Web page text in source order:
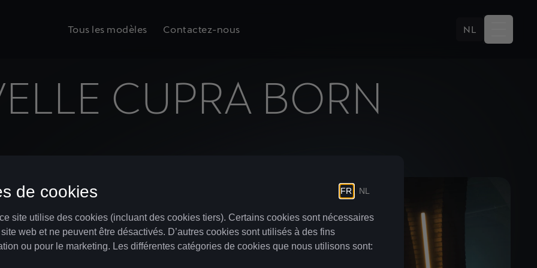
Tous les modèles Contactez-nous NL
CUPRA BORN